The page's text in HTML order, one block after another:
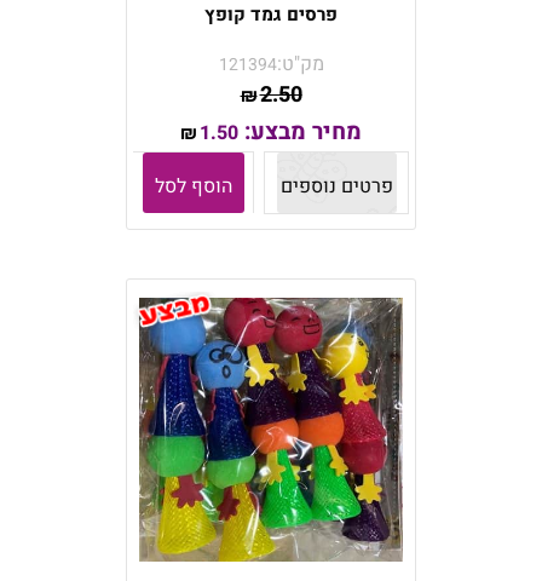
פרסים גמד קופץ
מק"ט:121394
₪2.50
מחיר מבצע: ₪1.50
פרטים נוספים
הוסף לסל